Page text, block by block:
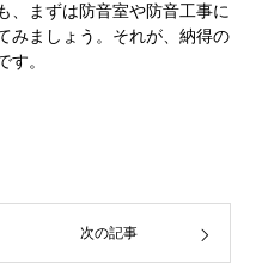
、まずは防音室や防音工事に
みましょう。それが、納得の
す。
次の記事